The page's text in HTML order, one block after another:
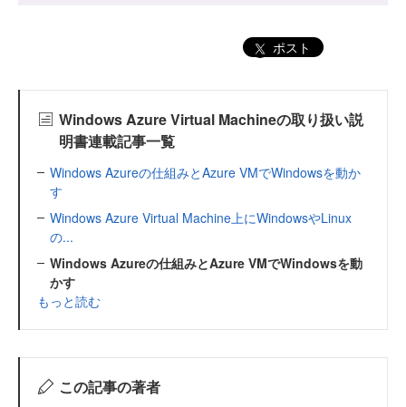
ポスト
Windows Azure Virtual Machineの取り扱い説
明書連載記事一覧
Windows Azureの仕組みとAzure VMでWindowsを動か
す
Windows Azure Virtual Machine上にWindowsやLinux
の...
Windows Azureの仕組みとAzure VMでWindowsを動
かす
もっと読む
この記事の著者